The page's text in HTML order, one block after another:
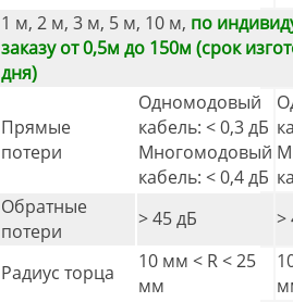
1 м, 2 м, 3 м, 5 м, 10 м, по
заказу от 0,5м до 150м (срок
дня)
Прямые
потери
Одномодовый
кабель: < 0,3 дБ
Многомодовый
кабель: < 0,4 дБ
Обратные
потери
> 45 дБ >
Радиус торца
10 мм < R < 25
мм